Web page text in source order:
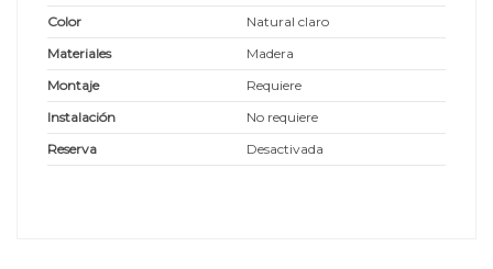
Color
Natural claro
Materiales
Madera
Montaje
Requiere
Instalación
No requiere
Reserva
Desactivada